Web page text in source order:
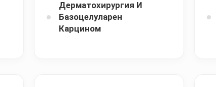
Дерматохирургия И
Базоцелуларен
Карцином